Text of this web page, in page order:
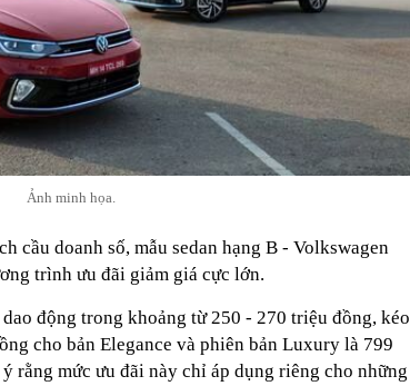
Ảnh minh họa.
cầu doanh số, mẫu sedan hạng B - Volkswagen
trình ưu đãi giảm giá cực lớn.
động trong khoảng từ 250 - 270 triệu đồng, kéo
cho bản Elegance và phiên bản Luxury là 799
rằng mức ưu đãi này chỉ áp dụng riêng cho những